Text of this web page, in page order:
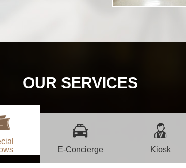
OUR SERVICES
E-Concierge Kiosk